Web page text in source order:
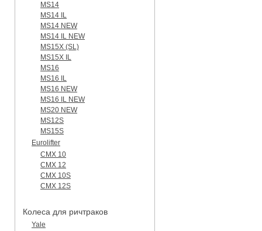
MS14
MS14 IL
MS14 NEW
MS14 IL NEW
MS15X (SL)
MS15X IL
MS16
MS16 IL
MS16 NEW
MS16 IL NEW
MS20 NEW
MS12S
MS15S
Eurolifter
CMX 10
CMX 12
CMX 10S
CMX 12S
Колеса для ричтраков
Yale